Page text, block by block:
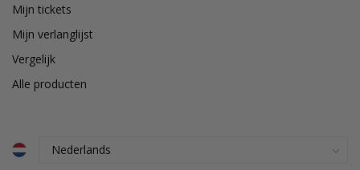
Mijn tickets
Mijn verlanglijst
Vergelijk
Alle producten